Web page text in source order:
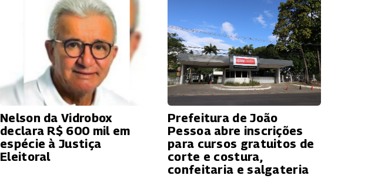
Nelson da Vidrobox
declara R$ 600 mil em
espécie à Justiça
Eleitoral
Prefeitura de João
Pessoa abre inscrições
para cursos gratuitos de
corte e costura,
confeitaria e salgateria